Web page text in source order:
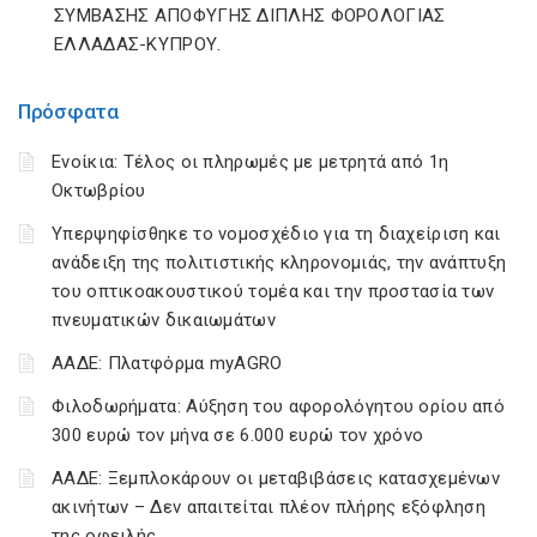
Πρόσφατα
Ενοίκια: Τέλος οι πληρωμές με μετρητά από 1η
Οκτωβρίου
Υπερψηφίσθηκε το νομοσχέδιο για τη διαχείριση και
ανάδειξη της πολιτιστικής κληρονομιάς, την ανάπτυξη
του οπτικοακουστικού τομέα και την προστασία των
πνευματικών δικαιωμάτων
ΑΑΔΕ: Πλατφόρμα myAGRO
Φιλοδωρήματα: Αύξηση του αφορολόγητου ορίου από
300 ευρώ τον μήνα σε 6.000 ευρώ τον χρόνο
ΑΑΔΕ: Ξεμπλοκάρουν οι μεταβιβάσεις κατασχεμένων
ακινήτων – Δεν απαιτείται πλέον πλήρης εξόφληση
ΣΥΜΒΑΣΗΣ ΑΠΟΦΥΓΗΣ ΔΙΠΛΗΣ ΦΟΡΟΛΟΓΙΑΣ
ΕΛΛΑΔΑΣ-ΚΥΠΡΟΥ.